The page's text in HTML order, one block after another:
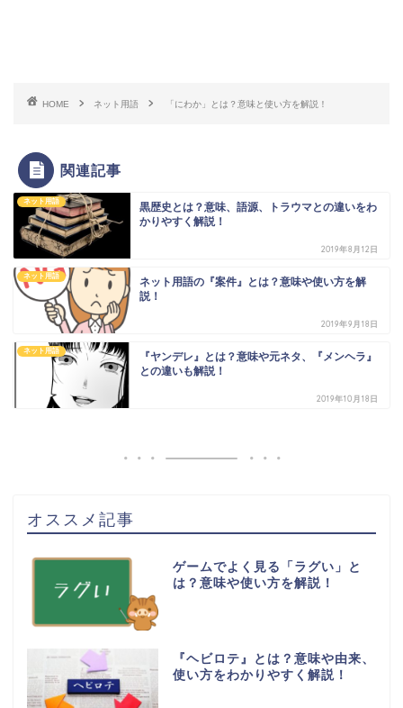
HOME ネット用語 「にわか」とは？意味と使い方を解説！
関連記事
ネット用語
黒歴史とは？意味、語源、トラウマとの違いをわ
かりやすく解説！
2019年8月12日
ネット用語
ネット用語の『案件』とは？意味や使い方を解
説！
2019年9月18日
ネット用語
『ヤンデレ』とは？意味や元ネタ、『メンヘラ』
との違いも解説！
2019年10月18日
オススメ記事
ゲームでよく見る「ラグい」と
は？意味や使い方を解説！
『ヘビロテ』とは？意味や由来、
使い方をわかりやすく解説！